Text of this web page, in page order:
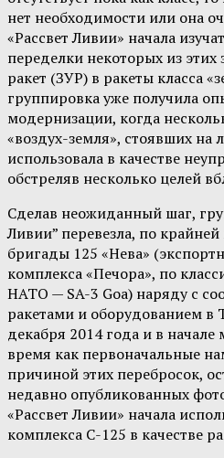
нет необходимости или она
«Рассвет Ливии» начала
переделки некоторых из
ракет (ЗУР) в ракеты класса
группировка уже получила
модернизации, когда
«воздух-земля», стоявших на
использовала в качестве
обстреляв несколько целей
Сделав неожиданный шаг,
Ливии” перевезла, по
бригады 125 «Нева»
комплекса «Печора», по
НАТО — SA-3 Goa) наряду с
ракетами и оборудованием в
декабря 2014 года и в начале
время как первоначальные
причиной этих перебросок,
недавно опубликованных
«Рассвет Ливии» начала
комплекса С-125 в качестве